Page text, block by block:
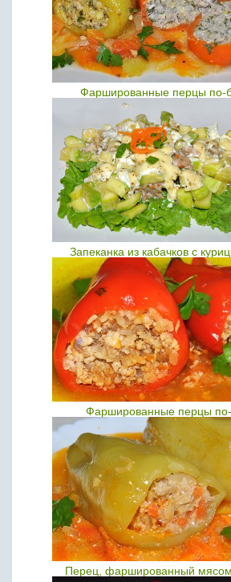
Фаршированные перцы по-
Запеканка из кабачков с
Фаршированные перцы по-
Перец, фаршированный